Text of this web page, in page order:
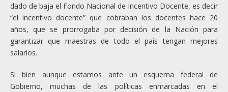
dado de baja el Fondo Nacional de Incentivo Docente, es decir
“el incentivo docente” que cobraban los docentes hace 20
años, que se prorrogaba por decisión de la Nación para
garantizar que maestras de todo el país tengan mejores
salarios.
Si bien aunque estamos ante un esquema federal de
Gobierno, muchas de las políticas enmarcadas en el